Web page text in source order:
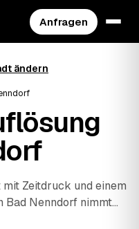
Anfragen
ändern
Zeitdruck und einem
Bad Nenndorf nimmt
Sie geben den Umfang